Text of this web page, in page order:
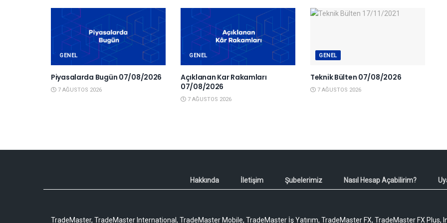
GENEL
Piyasalarda Bugün 07/08/2026
7 AĞUSTOS 2026
GENEL
Açıklanan Kar Rakamları
07/08/2026
7 AĞUSTOS 2026
GENEL
Teknik Bülten 07/08/2026
7 AĞUSTOS 2026
Hakkında İletişim Şubelerimiz Nasıl Hesap Açabilirim?
TradeMaster, TradeMaster International, TradeMaster Mobile, TradeMaster İş Yatırım, TradeMaster FX, TradeMaster FX Plus,